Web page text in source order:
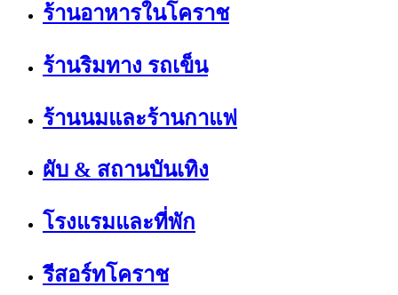
ร้านอาหารในโคราช
ร้านริมทาง รถเข็น
ร้านนมและร้านกาแฟ
ผับ & สถานบันเทิง
โรงแรมและที่พัก
รีสอร์ทโคราช